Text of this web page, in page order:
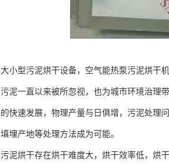
大小型污泥烘干设备，空气能热泵污泥烘干
污泥一直以来被所忽视，也为城市环境治理
的快速发展，物理产量与日俱增，污泥处理
填埋产地等处理方法成为可能。
污泥烘干存在烘干难度大，烘干效率低，烘